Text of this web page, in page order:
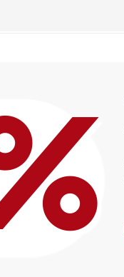
CafeRomatica
CafeRomatica NICR